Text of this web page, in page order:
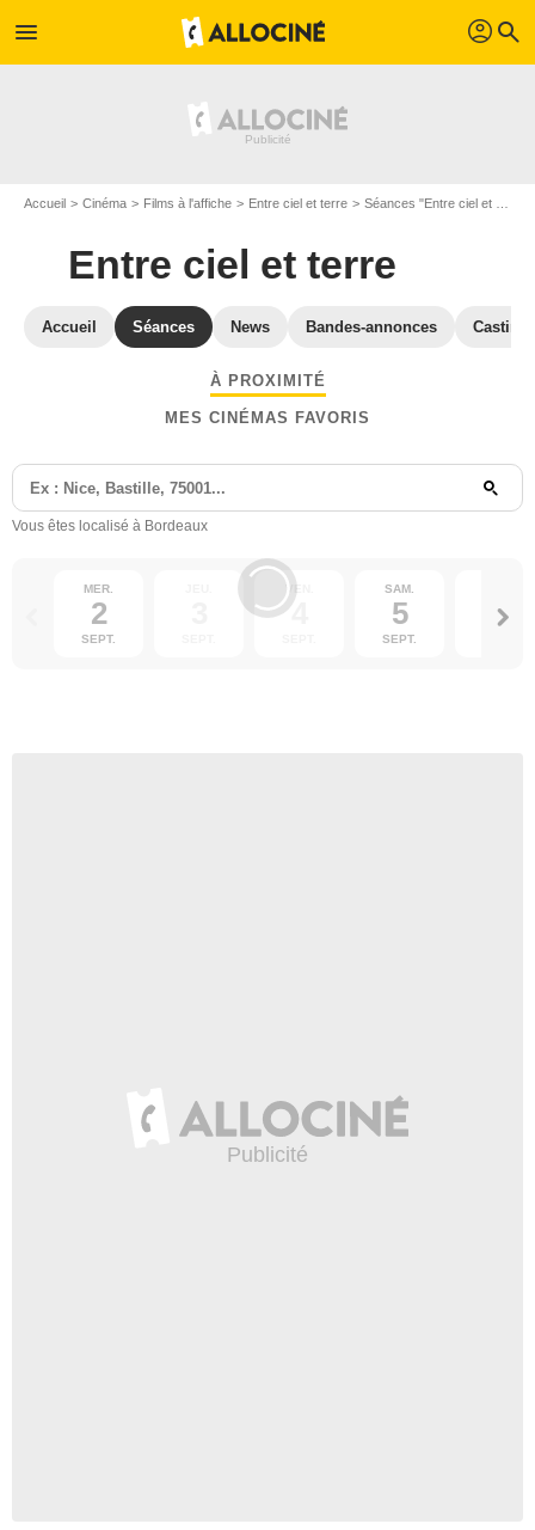
menu profil search
Accueil Cinéma Films à l'affiche Entre ciel et terre Séances "Entre ciel et terre" Gironde
Entre ciel et terre
Accueil Séances News Bandes-annonces Casting
À PROXIMITÉ
MES CINÉMAS FAVORIS
Vous êtes localisé à Bordeaux
MER.
2
SEPT.
4
SAM.
5
SEPT.
6